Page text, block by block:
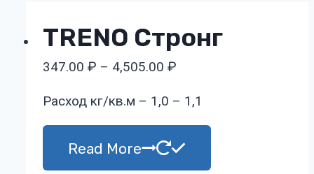
TRENO Стронг
347.00 ₽ – 4,505.00 ₽
Расход кг/кв.м – 1,0 – 1,1
Read More